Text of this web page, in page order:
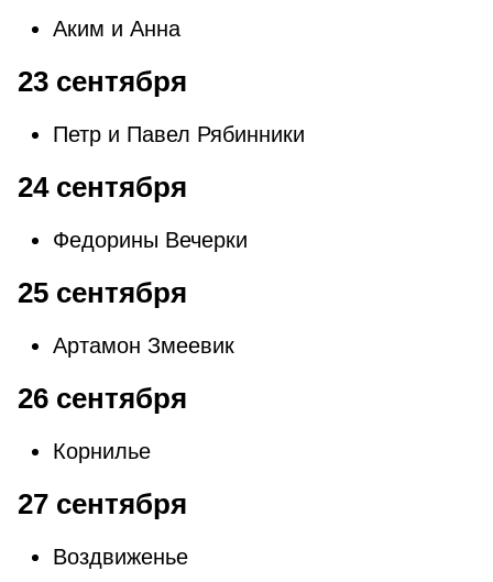
Аким и Анна
23 сентября
Петр и Павел Рябинники
24 сентября
Федорины Вечерки
25 сентября
Артамон Змеевик
26 сентября
Корнилье
27 сентября
Воздвиженье